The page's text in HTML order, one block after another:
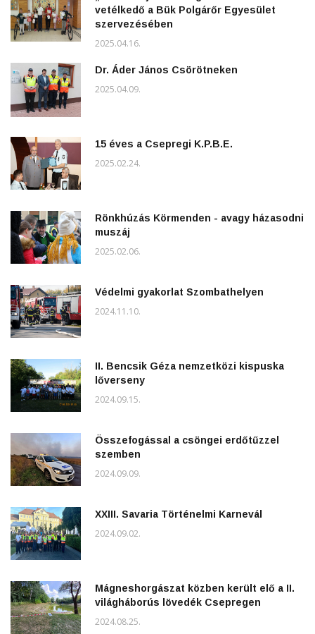
vetélkedő a Bük Polgárőr Egyesület
szervezésében
2025.04.16.
Dr. Áder János Csörötneken
2025.04.09.
15 éves a Csepregi K.P.B.E.
2025.02.24.
Rönkhúzás Körmenden - avagy házasodni
muszáj
2025.02.06.
Védelmi gyakorlat Szombathelyen
2024.11.10.
II. Bencsik Géza nemzetközi kispuska
lőverseny
2024.09.15.
Összefogással a csöngei erdőtűzzel
szemben
2024.09.09.
XXIII. Savaria Történelmi Karnevál
2024.09.02.
Mágneshorgászat közben került elő a II.
világháborús lövedék Csepregen
2024.08.25.